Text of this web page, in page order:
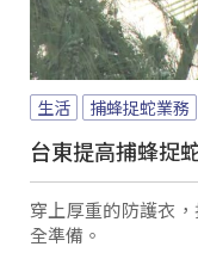
生活 捕蜂捉蛇業務
台東提高捕蜂捉
穿上厚重的防護衣
全準備。